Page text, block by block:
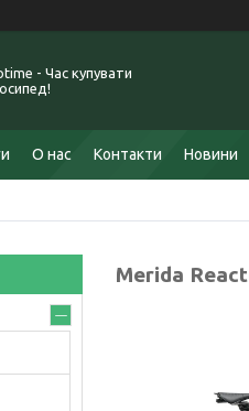
- Час купувати
О нас Контакти Новини
Merida